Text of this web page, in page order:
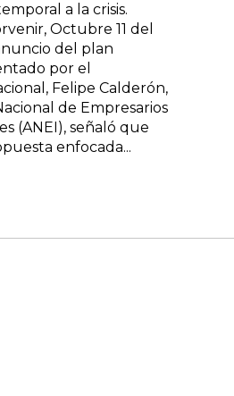
a la crisis.
Octubre 11 del
del plan
por el
Felipe Calderón,
de Empresarios
(ANEI), señaló que
enfocada...